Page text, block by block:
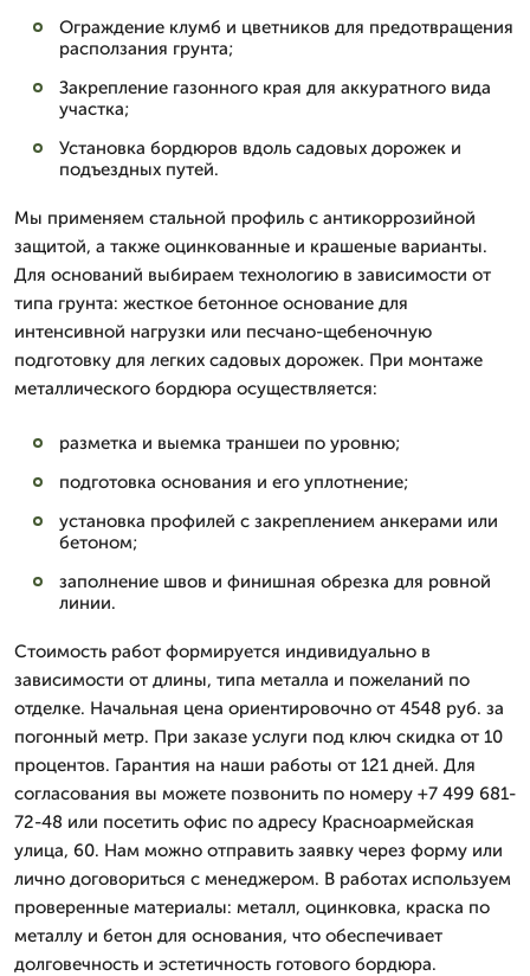
Ограждение клумб и цветников для предотвращения
расползания грунта;
Закрепление газонного края для аккуратного вида
участка;
Установка бордюров вдоль садовых дорожек и
подъездных путей.
Мы применяем стальной профиль с антикоррозийной
защитой, а также оцинкованные и крашеные варианты.
Для оснований выбираем технологию в зависимости от
типа грунта: жесткое бетонное основание для
интенсивной нагрузки или песчано-щебеночную
подготовку для легких садовых дорожек. При монтаже
металлического бордюра осуществляется:
разметка и выемка траншеи по уровню;
подготовка основания и его уплотнение;
установка профилей с закреплением анкерами или
бетоном;
заполнение швов и финишная обрезка для ровной
линии.
Стоимость работ формируется индивидуально в
зависимости от длины, типа металла и пожеланий по
отделке. Начальная цена ориентировочно от 4548 руб. за
погонный метр. При заказе услуги под ключ скидка от 10
процентов. Гарантия на наши работы от 121 дней. Для
согласования вы можете позвонить по номеру +7 499 681-
72-48 или посетить офис по адресу Красноармейская
улица, 60. Нам можно отправить заявку через форму или
лично договориться с менеджером. В работах используем
проверенные материалы: металл, оцинковка, краска по
металлу и бетон для основания, что обеспечивает
долговечность и эстетичность готового бордюра.